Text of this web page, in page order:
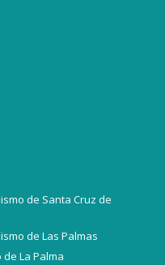
de Santa Cruz de
de Las Palmas
La Palma